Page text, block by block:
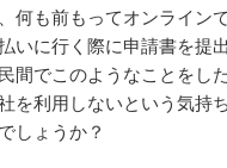
何も前もってオンライン
いに行く際に申請書を提
間でこのようなことをし
を利用しないという気持
しょうか？